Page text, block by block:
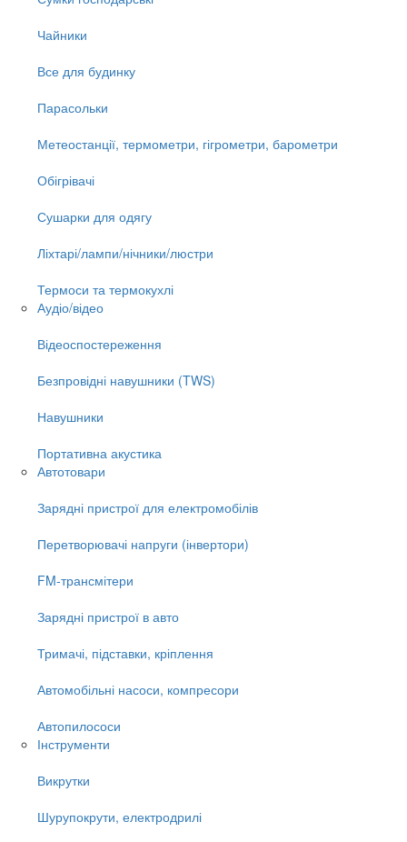
Чайники
Все для будинку
Парасольки
Метеостанції, термометри, гігрометри, барометри
Обігрівачі
Сушарки для одягу
Ліхтарі/лампи/нічники/люстри
Термоси та термокухлі
Аудіо/відео
Відеоспостереження
Безпровідні навушники (TWS)
Навушники
Портативна акустика
Автотовари
Зарядні пристрої для електромобілів
Перетворювачі напруги (інвертори)
FM-трансмітери
Зарядні пристрої в авто
Тримачі, підставки, кріплення
Автомобільні насоси, компресори
Автопилососи
Інструменти
Викрутки
Шурупокрути, електродрилі